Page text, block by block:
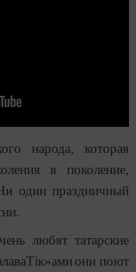
народа, которая
в поколение,
один праздничный
любят татарские
»ами они поют